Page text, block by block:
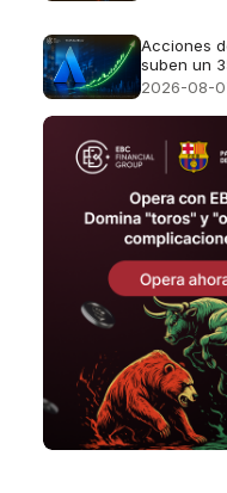
Acciones
suben un
de unas
2026-08-